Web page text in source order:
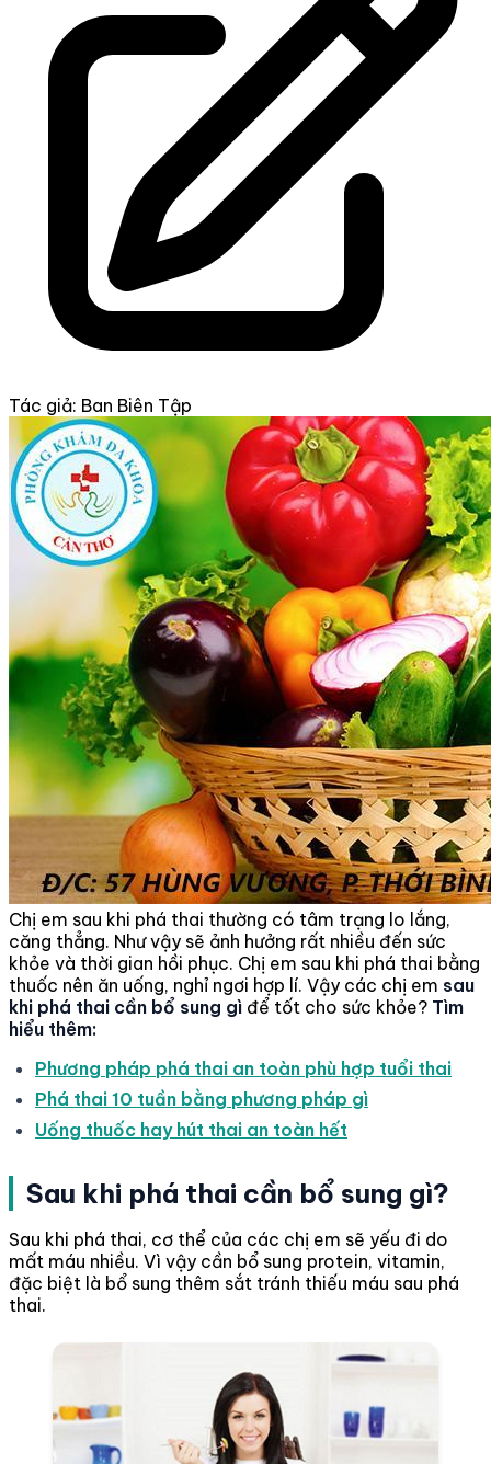
Tác giả: Ban Biên Tập
Chị em sau khi phá thai thường có tâm trạng lo lắng,
căng thẳng. Như vậy sẽ ảnh hưởng rất nhiều đến sức
khỏe và thời gian hồi phục. Chị em sau khi phá thai bằng
thuốc nên ăn uống, nghỉ ngơi hợp lí. Vậy các chị em sau
khi phá thai cần bổ sung gì để tốt cho sức khỏe? Tìm
hiểu thêm:
Phương pháp phá thai an toàn phù hợp tuổi thai
Phá thai 10 tuần bằng phương pháp gì
Uống thuốc hay hút thai an toàn hết
Sau khi phá thai cần bổ sung gì?
Sau khi phá thai, cơ thể của các chị em sẽ yếu đi do
mất máu nhiều. Vì vậy cần bổ sung protein, vitamin,
đặc biệt là bổ sung thêm sắt tránh thiếu máu sau phá
thai.